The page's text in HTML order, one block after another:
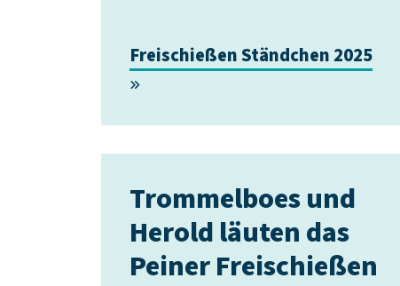
Freischießen Ständchen 2025
Trommelboes und
Herold läuten das
Peiner Freischießen